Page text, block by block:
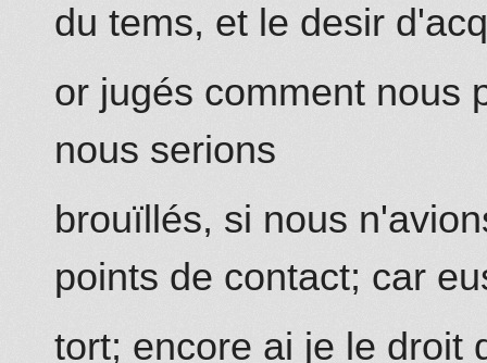
du tems, et le desir
or jugés comment nous
nous serions
brouïllés, si nous
points de contact; car
tort; encore ai je le droit